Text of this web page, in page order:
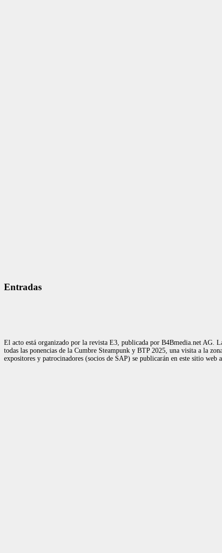
Entradas
El acto está organizado por la revista E3, publicada por B4Bmedia.net AG.
todas las ponencias de la Cumbre Steampunk y BTP 2025, una visita a la
expositores y patrocinadores (socios de SAP) se publicarán en este sitio web